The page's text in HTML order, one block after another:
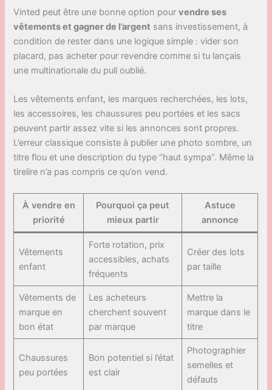
Vinted peut être une bonne option pourvendre ses
vêtements et gagner de l’argent sans investissement, à
condition de rester dans une logique simple : vider son
placard, pas acheter pour revendre comme si tu lançais
une multinationale du pull oublié.
Les vêtements enfant, les marques recherchées, les lots,
les accessoires, les chaussures peu portées et les sacs
peuvent partir assez vite si les annonces sont propres.
L’erreur classique consiste à publier une photo sombre, un
titre flou et une description du type “haut sympa”. Même la
tirelire n’a pas compris ce qu’on vend.
À vendre en
priorité
Pourquoi ça peut
mieux partir
Astuce
annonce
Vêtements
enfant
Forte rotation, prix
accessibles, achats
fréquents
Créer des lots
par taille
Vêtements de
marque en
bon état
Les acheteurs
cherchent souvent
par marque
Mettre la
marque dans le
titre
Chaussures
peu portées
Bon potentiel si l’état
est clair
Photographier
semelles et
défauts